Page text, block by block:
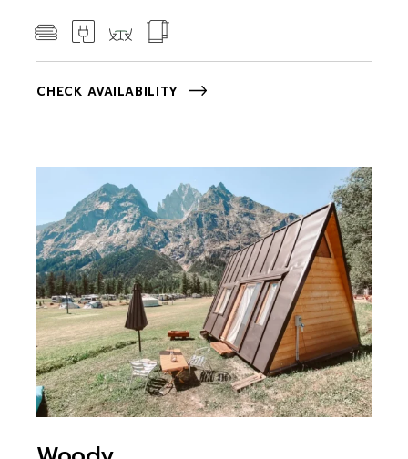
CHECK AVAILABILITY